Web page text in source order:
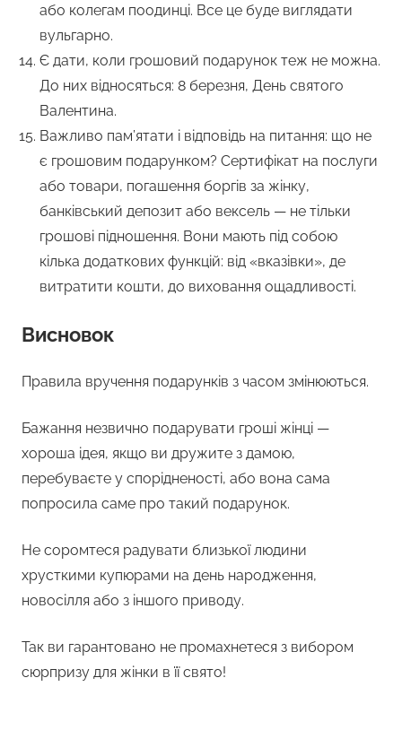
або колегам поодинці. Все це буде виглядати
вульгарно.
Є дати, коли грошовий подарунок теж не можна.
До них відносяться: 8 березня, День святого
Валентина.
Важливо пам’ятати і відповідь на питання: що не
є грошовим подарунком? Сертифікат на послуги
або товари, погашення боргів за жінку,
банківський депозит або вексель — не тільки
грошові підношення. Вони мають під собою
кілька додаткових функцій: від «вказівки», де
витратити кошти, до виховання ощадливості.
Висновок
Правила вручення подарунків з часом змінюються.
Бажання незвично подарувати гроші жінці —
хороша ідея, якщо ви дружите з дамою,
перебуваєте у спорідненості, або вона сама
попросила саме про такий подарунок.
Не соромтеся радувати близької людини
хрусткими купюрами на день народження,
новосілля або з іншого приводу.
Так ви гарантовано не промахнетеся з вибором
сюрпризу для жінки в її свято!